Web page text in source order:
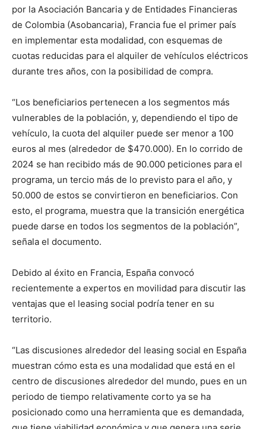
por la Asociación Bancaria y de Entidades Financieras
de Colombia (Asobancaria), Francia fue el primer país
en implementar esta modalidad, con esquemas de
cuotas reducidas para el alquiler de vehículos eléctricos
durante tres años, con la posibilidad de compra.
“Los beneficiarios pertenecen a los segmentos más
vulnerables de la población, y, dependiendo el tipo de
vehículo, la cuota del alquiler puede ser menor a 100
euros al mes (alrededor de $470.000). En lo corrido de
2024 se han recibido más de 90.000 peticiones para el
programa, un tercio más de lo previsto para el año, y
50.000 de estos se convirtieron en beneficiarios. Con
esto, el programa, muestra que la transición energética
puede darse en todos los segmentos de la población”,
señala el documento.
Debido al éxito en Francia, España convocó
recientemente a expertos en movilidad para discutir las
ventajas que el leasing social podría tener en su
territorio.
“Las discusiones alrededor del leasing social en España
muestran cómo esta es una modalidad que está en el
centro de discusiones alrededor del mundo, pues en un
periodo de tiempo relativamente corto ya se ha
posicionado como una herramienta que es demandada,